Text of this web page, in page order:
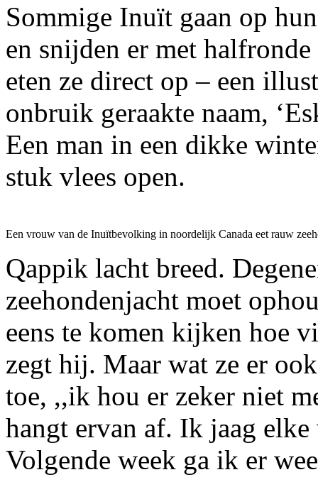
Sommige Inuït gaan op
en snijden er met
eten ze direct op – een
onbruik geraakte naam,
Een man in een dikke
stuk vlees open.
Een vrouw van de Inuïtbevolking in noordelijk Canada eet rauw
Qappik lacht breed.
zeehondenjacht moet
eens te komen kijken hoe
zegt hij. Maar wat ze er
toe, ,,ik hou er zeker niet
hangt ervan af. Ik jaag
Volgende week ga ik er